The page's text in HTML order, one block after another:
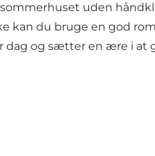
uden
kan du bruge en god
dag og sætter en ære i